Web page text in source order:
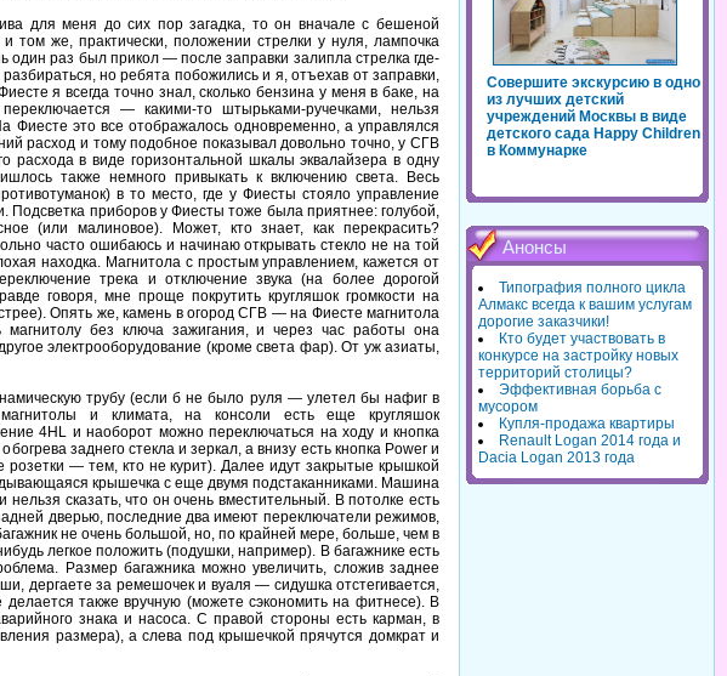
для меня до сих пор загадка, то он вначале с бешеной
том же, практически, положении стрелки у нуля, лампочка
один раз был прикол — после заправки залипла стрелка где-
но ребята побожились и я, отъехав от заправки,
я всегда точно знал, сколько бензина у меня в баке, на
— какими-то штырьками-ручечками, нельзя
Фиесте это все отображалось одновременно, а управлялся
расход и тому подобное показывал довольно точно, у СГВ
расхода в виде горизонтальной шкалы эквалайзера в одну
также немного привыкать к включению света. Весь
в то место, где у Фиесты стояло управление
приборов у Фиесты тоже была приятнее: голубой,
(или малиновое). Может, кто знает, как перекрасить?
часто ошибаюсь и начинаю открывать стекло не на той
находка. Магнитола с простым управлением, кажется от
трека и отключение звука (на более дорогой
говоря, мне проще покрутить кругляшок громкости на
Опять же, камень в огород СГВ — на Фиесте магнитола
без ключа зажигания, и через час работы она
электрооборудование (кроме света фар). От уж азиаты,
трубу (если б не было руля — улетел бы нафиг в
и климата, на консоли есть еще кругляшок
4HL и наоборот можно переключаться на ходу и кнопка
заднего стекла и зеркал, а внизу есть кнопка Power и
розетки — тем, кто не курит). Далее идут закрытые крышкой
крышечка с еще двумя подстаканниками. Машина
сказать, что он очень вместительный. В потолке есть
дверью, последние два имеют переключатели режимов,
не очень большой, но, по крайней мере, больше, чем в
легкое положить (подушки, например). В багажнике есть
Размер багажника можно увеличить, сложив заднее
дергаете за ремешочек и вуаля — сидушка отстегивается,
также вручную (можете сэкономить на фитнесе). В
знака и насоса. С правой стороны есть карман, в
размера), а слева под крышечкой прячутся домкрат и
Совершите экскурсию в одно
из лучших детский
учреждений Москвы в виде
детского сада Happy Children
в Коммунарке
Анонсы
Типография полного цикла
Алмакс всегда к вашим услугам
дорогие заказчики!
Кто будет участвовать в
конкурсе на застройку новых
территорий столицы?
Эффективная борьба с
мусором
Купля-продажа квартиры
Renault Logan 2014 года и
Dacia Logan 2013 года